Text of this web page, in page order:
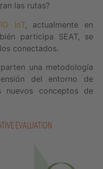
las rutas?
IoT, actualmente en
participa SEAT, se
conectados.
una metodología
del entorno de
nuevos conceptos de